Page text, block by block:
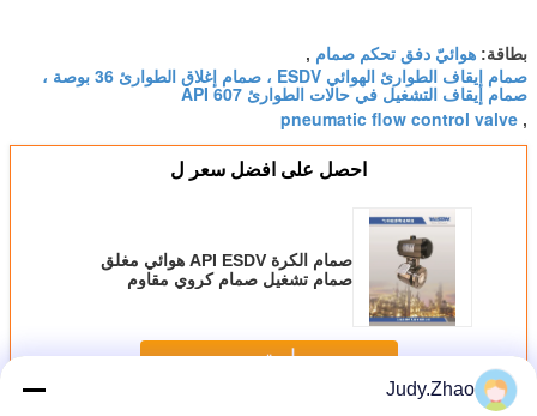
بطاقة: هوائيّ دفق تحكم صمام ,
صمام إيقاف الطوارئ الهوائي ESDV ، صمام إغلاق الطوارئ 36 بوصة ،
صمام إيقاف التشغيل في حالات الطوارئ API 607
,
pneumatic flow control valve
احصل على افضل سعر ل
صمام الكرة API ESDV هوائي مغلق
صمام تشغيل صمام كروي مقاوم
استمر
Judy.Zhao